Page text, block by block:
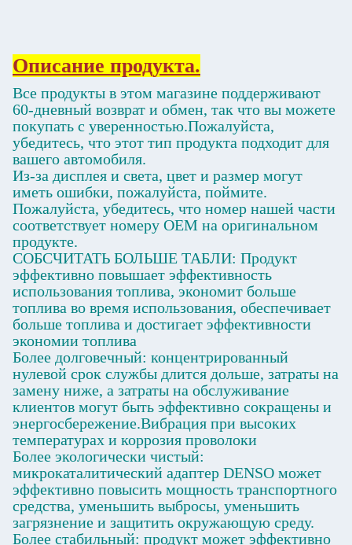
Описание продукта.
Все продукты в этом магазине поддерживают
60-дневный возврат и обмен, так что вы можете
покупать с уверенностью.Пожалуйста,
убедитесь, что этот тип продукта подходит для
вашего автомобиля.
Из-за дисплея и света, цвет и размер могут
иметь ошибки, пожалуйста, поймите.
Пожалуйста, убедитесь, что номер нашей части
соответствует номеру OEM на оригинальном
продукте.
СОБСЧИТАТЬ БОЛЬШЕ ТАБЛИ: Продукт
эффективно повышает эффективность
использования топлива, экономит больше
топлива во время использования, обеспечивает
больше топлива и достигает эффективности
экономии топлива
Более долговечный: концентрированный
нулевой срок службы длится дольше, затраты на
замену ниже, а затраты на обслуживание
клиентов могут быть эффективно сокращены и
энергосбережение.Вибрация при высоких
температурах и коррозия проволоки
Более экологически чистый:
микрокаталитический адаптер DENSO может
эффективно повысить мощность транспортного
средства, уменьшить выбросы, уменьшить
загрязнение и защитить окружающую среду.
Более стабильный: продукт может эффективно